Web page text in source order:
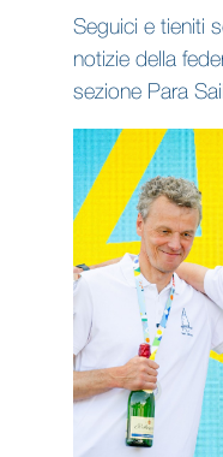
Seguici e tieniti
notizie della
sezione Para